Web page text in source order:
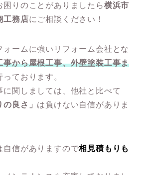
りのことがありましたら横浜市
工務店にご相談ください！
ォームに強いリフォーム会社とな
事から屋根工事、外壁塗装工事ま
っております。
に関しましては、他社と比べて
良さ」 は負けない自信がありま
自信がありますので相見積もりも